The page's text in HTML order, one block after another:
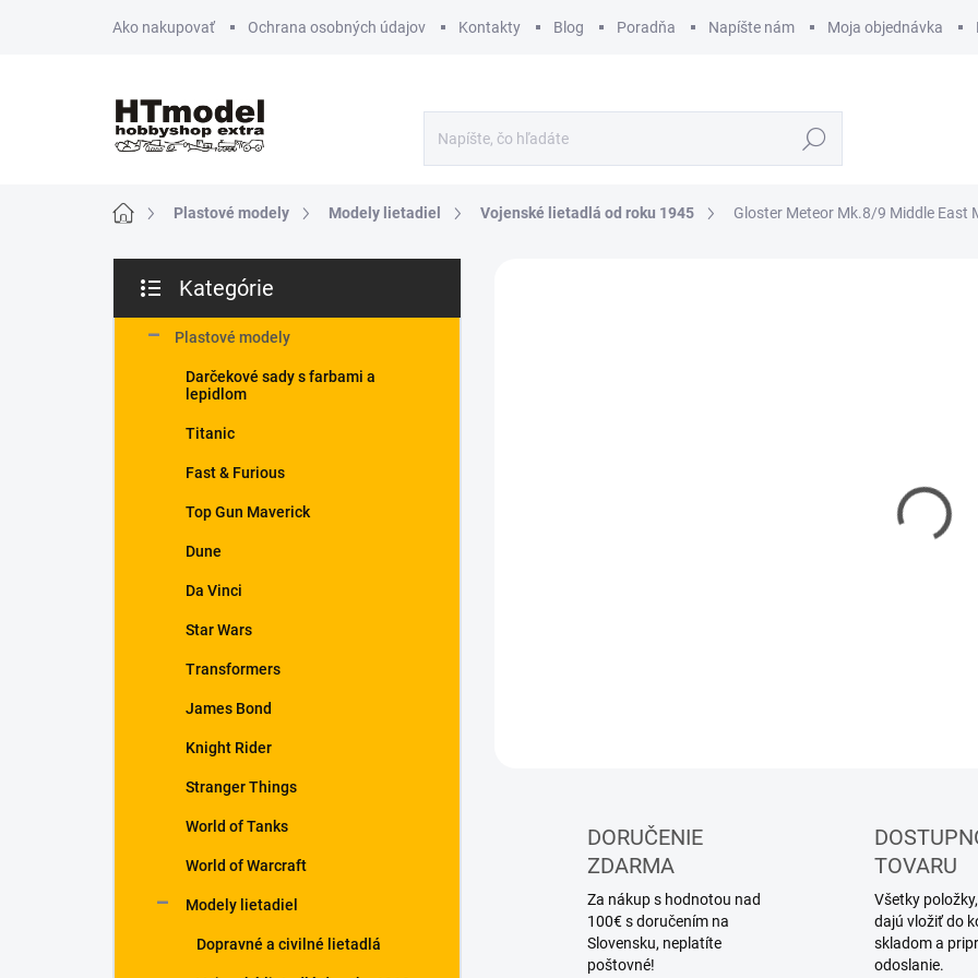
Ako nakupovať Ochrana osobných údajov Kontakty Blog Poradňa Napíšte nám Moja objednávka
Hľadať
DomovPlastové modely Modely lietadiel Vojenské lietadlá od roku 1945 Gloster Meteor Mk.8/9 Middle East
č
kategórie
Kategórie
Plastové modely
Darčekové sady s farbami a
lepidlom
Titanic
Fast & Furious
Top Gun Maverick
Dune
Da Vinci
Star Wars
Transformers
James Bond
Knight Rider
Stranger Things
World of Tanks
World of Warcraft
Modely lietadiel
Dopravné a civilné lietadlá
DORUČENIE
ZDARMA
Za nákup s hodnotou nad
100€ s doručením na
Slovensku, neplatíte
poštovné!
TOVARU
Všetky
dajú vložiť do
skladom a
odoslanie.